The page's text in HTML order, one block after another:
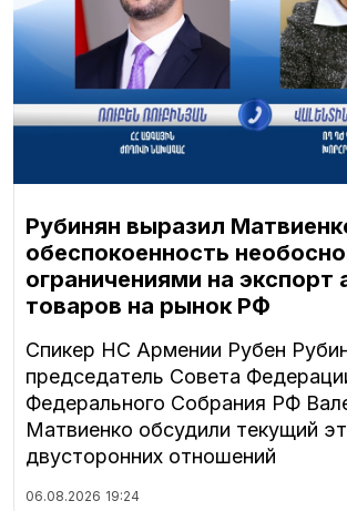
Рубинян выразил
обеспокоенность
ограничениями на экспорт
товаров на рынок РФ
Спикер НС Армении Рубен
председатель Совета
Федерального Собрания РФ
Матвиенко обсудили текущий
двусторонних отношений
06.08.2026 19:24